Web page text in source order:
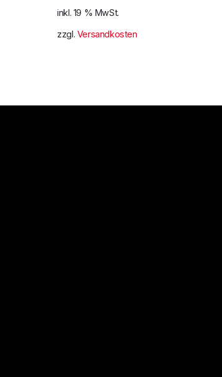
inkl. 19 % MwSt.
zzgl. Versandkosten